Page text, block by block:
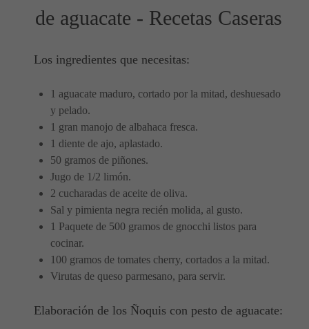
de aguacate - Recetas Caseras
Los ingredientes que necesitas:
1 aguacate maduro, cortado por la mitad, deshuesado
y pelado.
1 gran manojo de albahaca fresca.
1 diente de ajo, aplastado.
50 gramos de piñones.
Jugo de 1/2 limón.
2 cucharadas de aceite de oliva.
Sal y pimienta negra recién molida, al gusto.
1 Paquete de 500 gramos de gnocchi listos para
cocinar.
100 gramos de tomates cherry, cortados a la mitad.
Virutas de queso parmesano, para servir.
Elaboración de los Ñoquis con pesto de aguacate: